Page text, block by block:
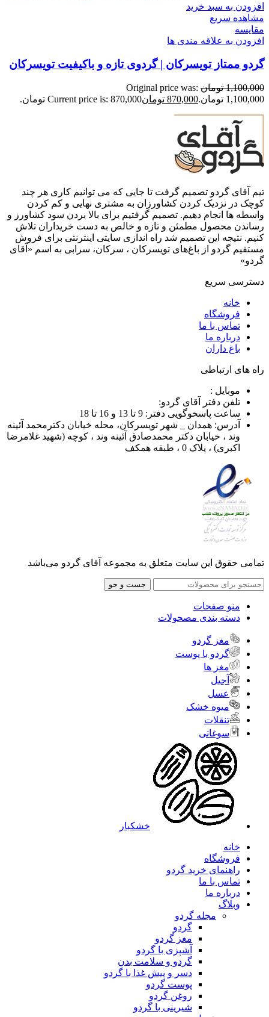
افزودن به سبد خرید
مشاهده سریع
مقایسه
افزودن به علاقه مندی ها
گردو ممتاز تویسرکان | گردوی تازه و باکیفیت تویسرکان
1,100,000 تومان Original price was:
1,100,000 تومان.
870,000 تومانCurrent price is: 870,000 تومان.
تیم آقای گردو تصمیم گرفت تا جایی که می توانیم کاری هر چند
کوچک در نزدیک کردن کشاورزان به مشتری نهایی و کم کردن
واسطه ها انجام دهیم. تصمیم گرفتیم برای بالا بردن سود کشاورز و
رساندن محصول مطمئن و تازه و خالص به دست خریداران تلاش
کنیم. نتیجه این تصمیم شد راه اندازی سایتی اینترنتی برای فروش
مستقیم گردو از باغ‌های تویسرکان ، سرکان، سرابی به اسم «آقای
گردو»
دسترسی سریع
خانه
فروشگاه
تماس با ما
درباره ما
باغ داران
راه های ارتباطی
موبایل :
تلفن دفتر آقای گردو:
ساعت پاسخوگویی دفتر: 9 تا 13 و 16 تا 18
آدرس: همدان _ شهر تویسرکان، محله خیابان دکترمحمد آئینه
وند ، خیابان دکتر محمدصادق آئینه وند ، کوچه (شهید غلامرضا
اکبری) ، پلاک 0 ، طبقه همکف
تمامی حقوق این سایت متعلق به مجموعه آقای گردو می‌باشد
جست و جو
منو صفحات
دسته بندی مصحولات
مغز گردو
گردو با پوست
مغز ها
آجیل
عسل
میوه خشک
تنقلات
سوغاتی
خشکبار
خانه
فروشگاه
راهنمای خرید گردو
تماس با ما
درباره ما
وبلاگ
مجله گردو
گردو
مغز گردو
آشپزی با گردو
گردو و سلامت بدن
دسر و پیش غذا با گردو
پوست گردو
روغن گردو
شیرینی با گردو